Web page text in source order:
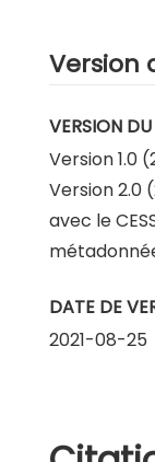
Version
VERSION
Version 1.0
Version 2.0
avec le
DATE DE
2021-08-25